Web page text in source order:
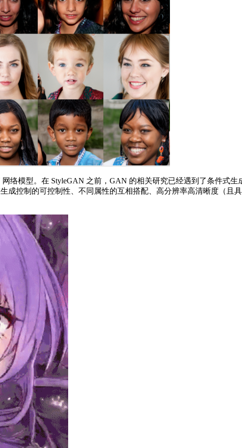
模型。在 StyleGAN 之前，GAN 的相关研究已经遇到了条件式
成控制的可控制性、不同属性的互相搭配、高分辨率高清晰度（且